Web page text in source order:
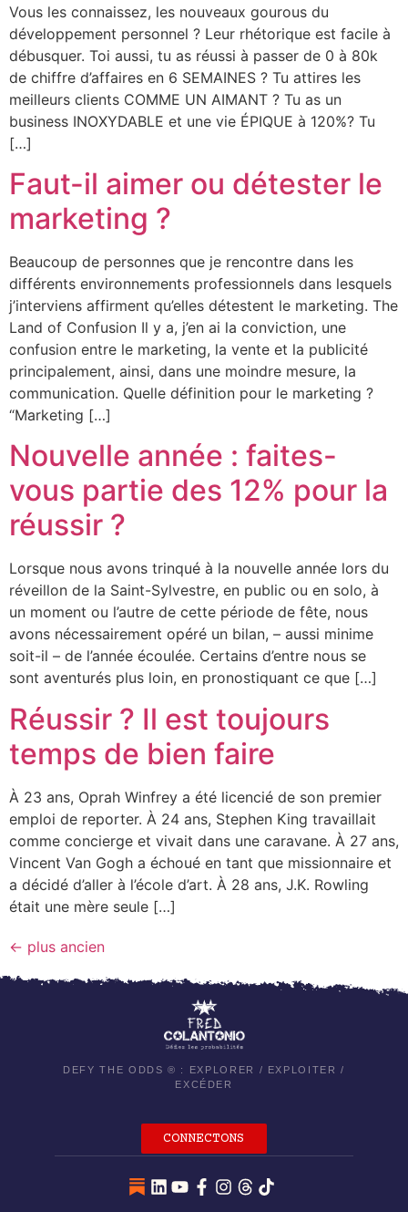
Vous les connaissez, les nouveaux gourous du
développement personnel ? Leur rhétorique est facile à
débusquer. Toi aussi, tu as réussi à passer de 0 à 80k
de chiffre d’affaires en 6 SEMAINES ? Tu attires les
meilleurs clients COMME UN AIMANT ? Tu as un
business INOXYDABLE et une vie ÉPIQUE à 120%? Tu
[…]
Faut-il aimer ou détester le
marketing ?
Beaucoup de personnes que je rencontre dans les
différents environnements professionnels dans lesquels
j’interviens affirment qu’elles détestent le marketing. The
Land of Confusion Il y a, j’en ai la conviction, une
confusion entre le marketing, la vente et la publicité
principalement, ainsi, dans une moindre mesure, la
communication. Quelle définition pour le marketing ?
“Marketing […]
Nouvelle année : faites-
vous partie des 12% pour la
réussir ?
Lorsque nous avons trinqué à la nouvelle année lors du
réveillon de la Saint-Sylvestre, en public ou en solo, à
un moment ou l’autre de cette période de fête, nous
avons nécessairement opéré un bilan, – aussi minime
soit-il – de l’année écoulée. Certains d’entre nous se
sont aventurés plus loin, en pronostiquant ce que […]
Réussir ? Il est toujours
temps de bien faire
À 23 ans, Oprah Winfrey a été licencié de son premier
emploi de reporter. À 24 ans, Stephen King travaillait
comme concierge et vivait dans une caravane. À 27 ans,
Vincent Van Gogh a échoué en tant que missionnaire et
a décidé d’aller à l’école d’art. À 28 ans, J.K. Rowling
était une mère seule […]
← plus ancien
DEFY THE ODDS ® : EXPLORER / EXPLOITER /
EXCÉDER
CONNECTONS